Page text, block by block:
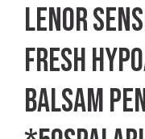
Lenor
fresh
balsam